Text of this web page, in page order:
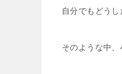
自分でもどう
そのような中